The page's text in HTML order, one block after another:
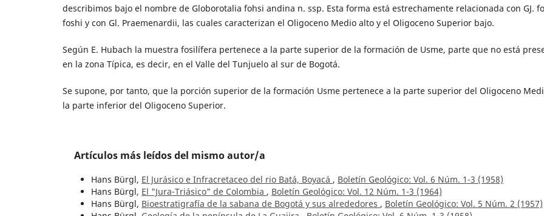
describimos bajo el nombre de Globorotalia fohsi andina n. ssp. Esta forma está estrechamente relacionada con GJ.
foshi y con Gl. Praemenardii, las cuales caracterizan el Oligoceno Medio alto y el Oligoceno Superior bajo.
Según E. Hubach la muestra fosilífera pertenece a la parte superior de la formación de Usme, parte que no está
en la zona Típica, es decir, en el Valle del Tunjuelo al sur de Bogotá.
Se supone, por tanto, que la porción superior de la formación Usme pertenece a la parte superior del Oligoceno
la parte inferior del Oligoceno Superior.
Artículos más leídos del mismo autor/a
Hans Bürgl, El Jurásico e Infracretaceo del rio Batá, Boyacá , Boletín Geológico: Vol. 6 Núm. 1-3 (1958)
Hans Bürgl, El "Jura-Triásico" de Colombia , Boletín Geológico: Vol. 12 Núm. 1-3 (1964)
Hans Bürgl, Bioestratigrafía de la sabana de Bogotá y sus alrededores , Boletín Geológico: Vol. 5 Núm. 2 (1957)